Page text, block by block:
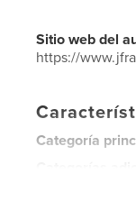
Sitio web del
https://
Categoría
Libros de arte